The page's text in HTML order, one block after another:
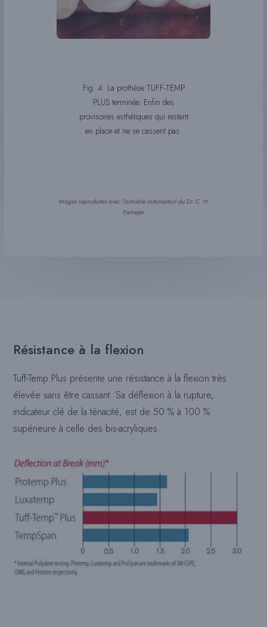
Fig. 4. La prothèse TUFF-TEMP
PLUS terminée. Enfin des
provisoires esthétiques qui restent
en place et ne se cassent pas.
Images reproduites avec l’aimable autorisation du Dr. C. H.
Pameijer
Résistance à la flexion
Tuff-Temp Plus présente une résistance à la flexion très
élevée sans être cassant. Sa déflexion à la rupture,
indicateur clé de la ténacité, est de 50 % à 100 %
supérieure à celle des bis-acryliques.